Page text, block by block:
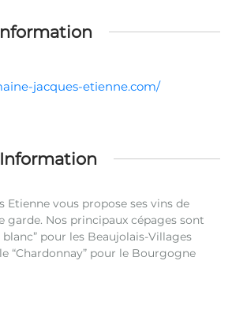
jacques-etienne.com/
Etienne vous propose ses vins de
garde. Nos principaux cépages sont
pour les Beaujolais-Villages
“Chardonnay” pour le Bourgogne